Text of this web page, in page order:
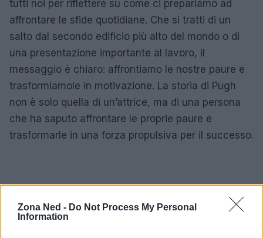
Zona Ned - Do Not Process My Personal
Information
tutti noi per riflettere su come ci prepariamo ad
affrontare le sfide quotidiane. Che si tratti di un
salto dal secondo edificio più alto del mondo o di
una presentazione importante al lavoro, il
messaggio è chiaro: affrontiamo le nostre paure e
trasformiamole in motivazione. La storia di Pugh
non è solo quella di un’attrice, ma di una persona
che ha saputo affrontare le proprie paure e
trasformarle in una forza propulsiva per il successo.